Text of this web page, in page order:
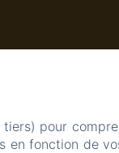
pour
en fonction de